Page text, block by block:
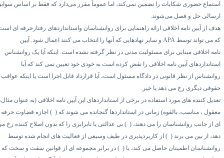
حضوری شکایات را تضمین نمی‌کند، اما عموماً مقرر می‌دارد که فقط بر اساس سوابق
حل و فصل می‌شوند.
از آیین نامه اخلاقی ارائه راهنمایی برای روانشناسان واستانداردهای رفتارحرفه ای است
می تواند توسط APA و سایر نهادهایی که آنها را انتخاب می کنند اعمال شود. آیین
اخلاقی مبنایی برای مسئولیت مدنی در نظر گرفته نشده است. اینکه آیا یک روانشناس
آیین نامه اخلاقی را نقض کرده است به خودی خود تعیین نمی کند که آیا
از نظر قانونی در دادگاه مسئول است، آیا قرارداد قابل اجرا است یا اینکه عواقب
دیگری رخ می دهد یا خیر.
کننده های مورد استفاده در برخی از استانداردهای این آیین نامه اخلاقی (به عنوان مثال،
، مناسب، بالقوه) زمانی در استانداردها گنجانده می شوند که (۱)
اجازه قضاوت حرفه
از جانب روانشناسان را می دهند، (۲)
بی عدالتی یا نابرابری را که بدون اصلاح کننده رخ می
از بین می برند (۳)
از کاربردپذیری در طیف وسیعی از فعالیت های انجام شده توسط
اطمینان حاصل می کند، یا (۴)
در برابر مجموعه ای از قوانین سفت و سخت که